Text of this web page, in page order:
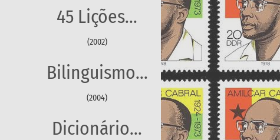
45 Lições...
(2002)
Bilinguismo...
(2004)
Dicionário...